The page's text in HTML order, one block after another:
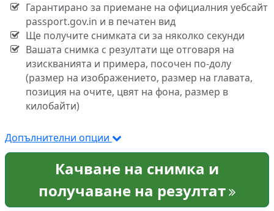
Гарантирано за приемане на официалния уебсайт
passport.gov.in и в печатен вид
Ще получите снимката си за няколко секунди
Вашата снимка с резултати ще отговаря на
изискванията и примера, посочен по-долу
(размер на изображението, размер на главата,
позиция на очите, цвят на фона, размер в
килобайти)
Допълнителни опции
Качване на снимка и
получаване на резултат